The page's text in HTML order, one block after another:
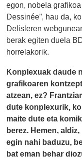
egon, nobela
Dessinée”, hau da,
Delisleren
berak egiten duela
horrelakorik.
Konplexuak daude
grafikoaren
atzean, ez?
dute konplexurik,
maite dute eta
berez. Hemen,
egin nahi baduzu,
bat eman behar